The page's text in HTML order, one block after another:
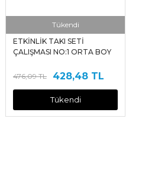
Tükendi
ETKİNLİK TAKI SETİ
ÇALIŞMASI NO:1 ORTA BOY
476,09 TL 428,48 TL
Tükendi